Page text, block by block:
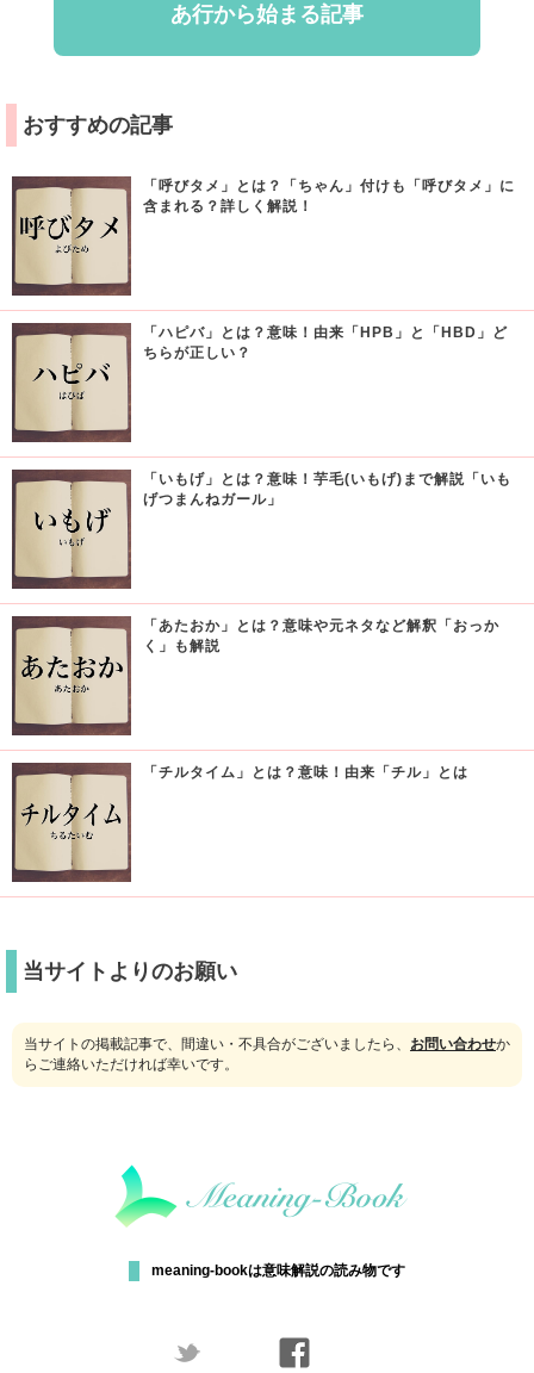
あ行から始まる記事
おすすめの記事
「呼びタメ」とは？「ちゃん」付けも「呼びタメ」に
含まれる？詳しく解説！
「ハピバ」とは？意味！由来「HPB」と「HBD」ど
ちらが正しい？
「いもげ」とは？意味！芋毛(いもげ)まで解説「いも
げつまんねガール」
「あたおか」とは？意味や元ネタなど解釈「おっか
く」も解説
「チルタイム」とは？意味！由来「チル」とは
当サイトよりのお願い
当サイトの掲載記事で、間違い・不具合がございましたら、 お問い合わせか
らご連絡いただければ幸いです。
meaning-bookは意味解説の読み物です